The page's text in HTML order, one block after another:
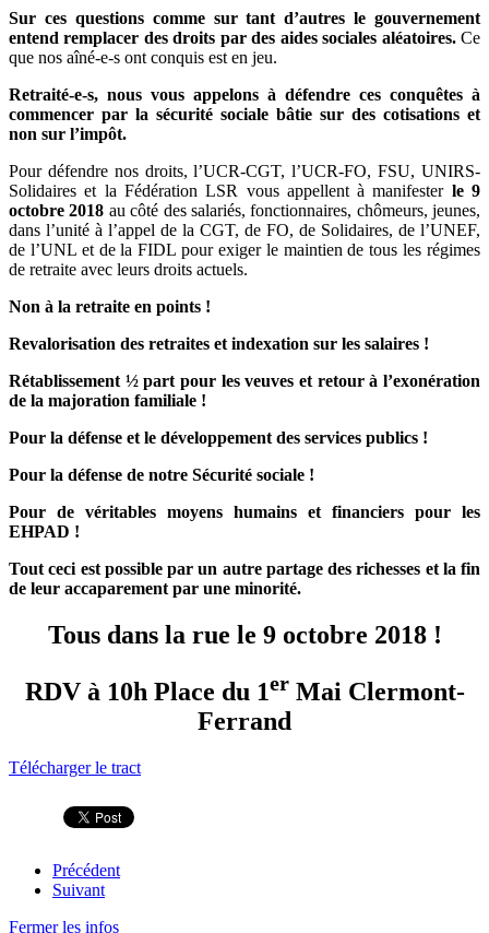
Sur ces questions comme sur tant d’autres le gouvernement
entend remplacer des droits par des aides sociales aléatoires. Ce
que nos aîné-e-s ont conquis est en jeu.
Retraité-e-s, nous vous appelons à défendre ces conquêtes à
commencer par la sécurité sociale bâtie sur des cotisations et
non sur l’impôt.
Pour défendre nos droits, l’UCR-CGT, l’UCR-FO, FSU, UNIRS-
Solidaires et la Fédération LSR vous appellent à manifester le 9
octobre 2018 au côté des salariés, fonctionnaires, chômeurs, jeunes,
dans l’unité à l’appel de la CGT, de FO, de Solidaires, de l’UNEF,
de l’UNL et de la FIDL pour exiger le maintien de tous les régimes
de retraite avec leurs droits actuels.
Non à la retraite en points !
Revalorisation des retraites et indexation sur les salaires !
Rétablissement ½ part pour les veuves et retour à l’exonération
de la majoration familiale !
Pour la défense et le développement des services publics !
Pour la défense de notre Sécurité sociale !
Pour de véritables moyens humains et financiers pour les
EHPAD !
Tout ceci est possible par un autre partage des richesses et la fin
de leur accaparement par une minorité.
Tous dans la rue le 9 octobre 2018 !
RDV à 10h Place du 1erMai Clermont-
Ferrand
Télécharger le tract
Précédent
Suivant
Fermer les infos